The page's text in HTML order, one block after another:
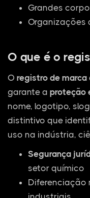
Grandes
Organizações
O que é o
O registro de marca
garante a proteção
nome, logotipo,
distintivo que
uso na indústria,
Segurança
setor químico
Diferenciação